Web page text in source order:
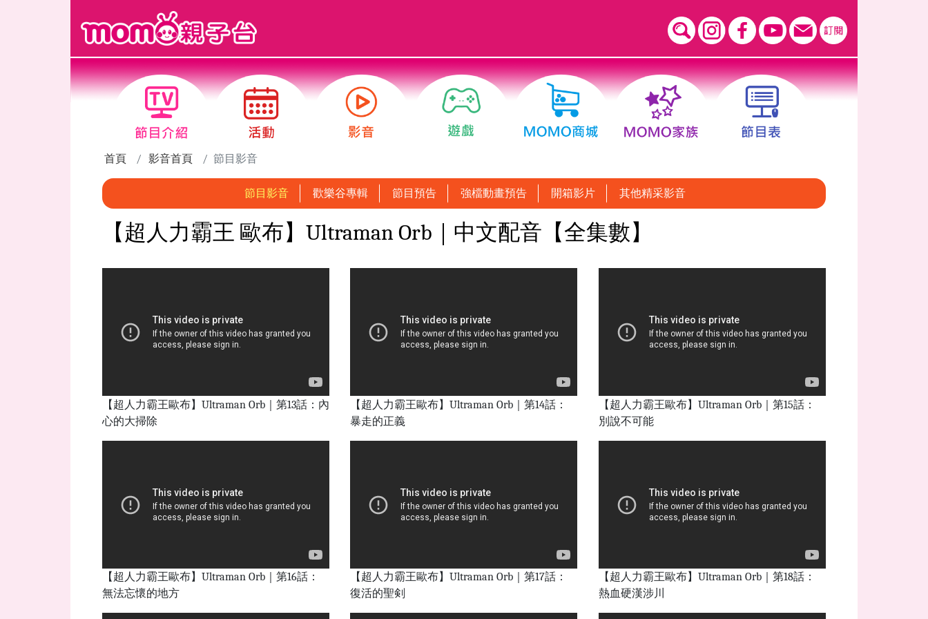
首頁 影音首頁 節目影音
節目影音 歡樂谷專輯 節目預告 強檔動畫預告 開箱影片 其他精采影音
【超人力霸王 歐布】Ultraman Orb｜中文配音【全集數】
【超人力霸王歐布】Ultraman Orb｜第13話：內
心的大掃除
【超人力霸王歐布】Ultraman Orb｜第14話：
暴走的正義
【超人力霸王歐布】Ultraman Orb｜第15話：
別說不可能
【超人力霸王歐布】Ultraman Orb｜第16話：
無法忘懷的地方
【超人力霸王歐布】Ultraman Orb｜第17話：
復活的聖剣
【超人力霸王歐布】Ultraman Orb｜第18話：
熱血硬漢涉川